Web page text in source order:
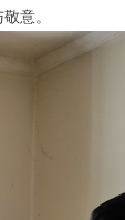
意。